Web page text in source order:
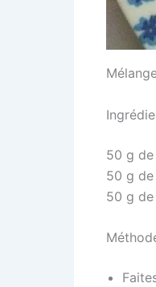
50 g
50 g
50 g